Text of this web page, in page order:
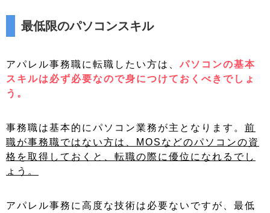
最低限のパソコンスキル
アパレル事務職に転職したい方は、 パソコンの基本
スキルは必ず必要なので身につけておくべきでしょ
う。
事務職は基本的にパソコン業務が主となります。 前
職が事務職ではない方は、MOSなどのパソコンの資
格を取得しておくと、転職の際に優位になれるでし
ょう。
アパレル事務に高度な技術は必要ないですが、最低